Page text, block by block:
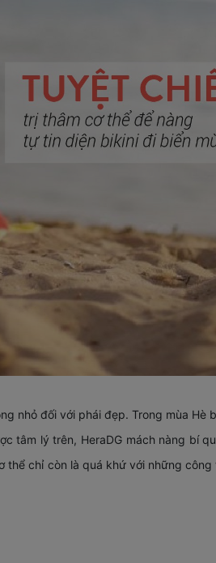
nhỏ đối với phái đẹp. Trong mùa Hè
tâm lý trên, HeraDG mách nàng bí
thể chỉ còn là quá khứ với những